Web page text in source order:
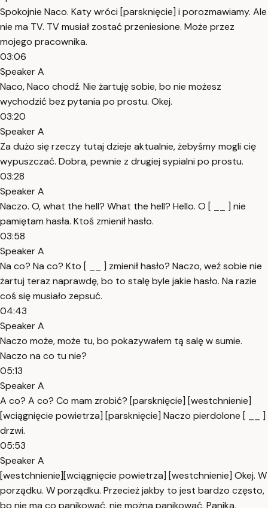
Spokojnie Naco. Katy wróci [parsknięcie] i porozmawiamy. Ale
nie ma TV. TV musiał zostać przeniesione. Może przez
mojego pracownika.
03:06
Speaker A
Naco, Naco chodź. Nie żartuję sobie, bo nie możesz
wychodzić bez pytania po prostu. Okej.
03:20
Speaker A
Za dużo się rzeczy tutaj dzieje aktualnie, żebyśmy mogli cię
wypuszczać. Dobra, pewnie z drugiej sypialni po prostu.
03:28
Speaker A
Naczo. O, what the hell? What the hell? Hello. O [ __ ] nie
pamiętam hasła. Ktoś zmienił hasło.
03:58
Speaker A
Na co? Na co? Kto [ __ ] zmienił hasło? Naczo, weź sobie nie
żartuj teraz naprawdę, bo to stalę byle jakie hasło. Na razie
coś się musiało zepsuć.
04:43
Speaker A
Naczo może, może tu, bo pokazywałem tą salę w sumie.
Naczo na co tu nie?
05:13
Speaker A
A co? A co? Co mam zrobić? [parsknięcie] [westchnienie]
[wciągnięcie powietrza] [parsknięcie] Naczo pierdolone [ __ ]
drzwi.
05:53
Speaker A
[westchnienie][wciągnięcie powietrza] [westchnienie] Okej. W
porządku. W porządku. Przecież jakby to jest bardzo często,
bo nie ma co panikować, nie można panikować. Panika,